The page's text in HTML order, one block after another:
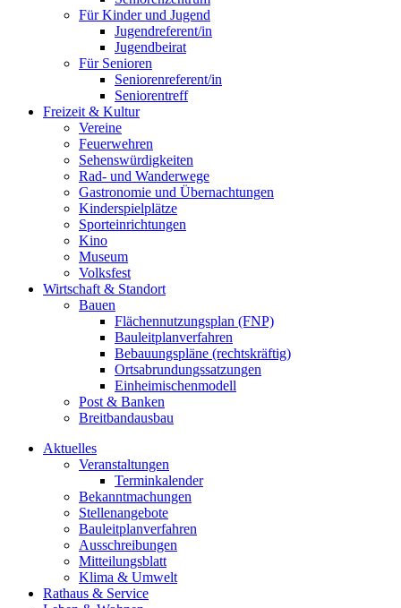
Für Kinder und Jugend
Jugendreferent/in
Jugendbeirat
Für Senioren
Seniorenreferent/in
Seniorentreff
Freizeit & Kultur
Vereine
Feuerwehren
Sehenswürdigkeiten
Rad- und Wanderwege
Gastronomie und Übernachtungen
Kinderspielplätze
Sporteinrichtungen
Kino
Museum
Volksfest
Wirtschaft & Standort
Bauen
Flächennutzungsplan (FNP)
Bauleitplanverfahren
Bebauungspläne (rechtskräftig)
Ortsabrundungssatzungen
Einheimischenmodell
Post & Banken
Breitbandausbau
Aktuelles
Veranstaltungen
Terminkalender
Bekanntmachungen
Stellenangebote
Bauleitplanverfahren
Ausschreibungen
Mitteilungsblatt
Klima & Umwelt
Rathaus & Service